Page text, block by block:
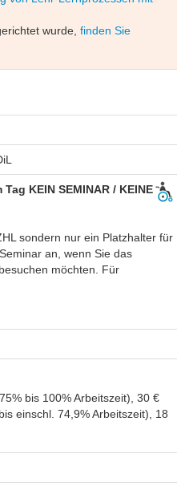
wurde, finden Sie
KEIN SEMINAR / KEINE
sondern nur ein Platzhalter für
an, wenn Sie das
möchten. Für
bis 100% Arbeitszeit), 30 €
einschl. 74,9% Arbeitszeit), 18